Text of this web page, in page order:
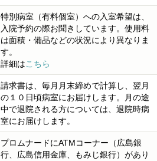
特別病室（有料個室）への入室希望は、
入院予約の際お聞きしています。使用料
は面積・備品などの状況により異なりま
す。
詳細はこちら
請求書は、毎月月末締めで計算し、翌月
の１０日頃病室にお届けします。月の途
中で退院される方については、退院時病
室にお届けします。
プロムナードにATMコーナー（広島銀
行、広島信用金庫、もみじ銀行）があり